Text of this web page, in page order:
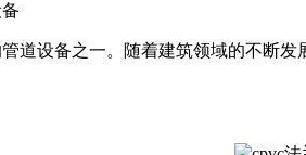
道设备之一。随着建筑领域的不断